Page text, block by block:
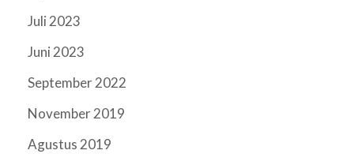
Juli 2023
Juni 2023
September 2022
November 2019
Agustus 2019